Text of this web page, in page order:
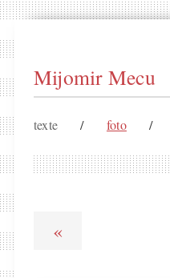
Mijomir Mecu
texte / foto /
«